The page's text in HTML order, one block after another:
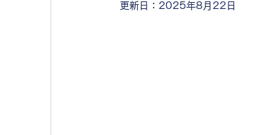
更新日： 2025年8月22日